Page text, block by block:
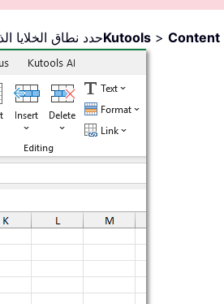
حدد نطاق الخلاياKutools > Content